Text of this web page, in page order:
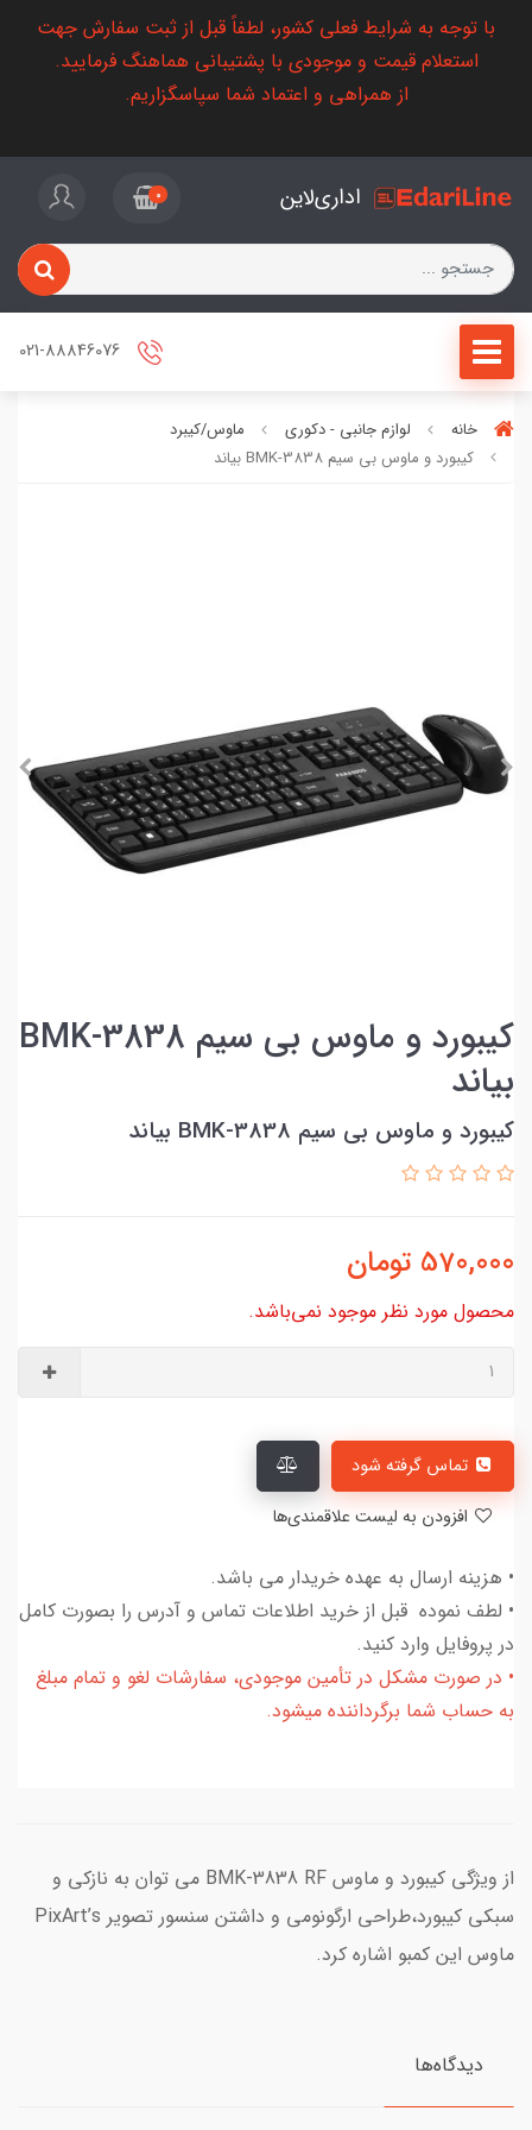
با توجه به شرایط فعلی کشور، لطفاً قبل از ثبت سفارش جهت
استعلام قیمت و موجودی با پشتیبانی هماهنگ فرمایید.
از همراهی و اعتماد شما سپاسگزاریم.
اداری‌لاین 0
خانه لوازم جانبی - دکوری
ماوس/کیبرد
کیبورد و ماوس بی سیم BMK-3838 بیاند
کیبورد و ماوس بی سیم BMK-3838
بیاند
کیبورد و ماوس بی سیم BMK-3838 بیاند
570,000 تومان
محصول مورد نظر موجود نمی‌باشد.
تماس گرفته شود
• هزینه ارسال به عهده خریدار می باشد.
• لطف نموده قبل از خرید اطلاعات تماس و آدرس را بصورت کامل
در پروفایل وارد کنید.
• در صورت مشکل در تأمین موجودی، سفارشات لغو و تمام مبلغ
به حساب شما برگرداننده میشود.
از ویژگی کیبورد و ماوس BMK-3838 RF می توان به نازکی و
سبکی کیبورد،طراحی ارگونومی و داشتن سنسور تصویر PixArt’s
ماوس این کمبو اشاره کرد.
دیدگاه‌ها